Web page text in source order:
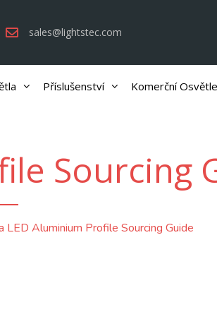
sales@lightstec.com
Příslušenství Komerční
Sourcing
LED Aluminium Profile Sourcing Guide